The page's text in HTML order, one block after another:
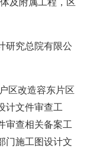
究总院有限公
区改造容东片区
计文件审查工
审查相关备案工
门施工图设计文